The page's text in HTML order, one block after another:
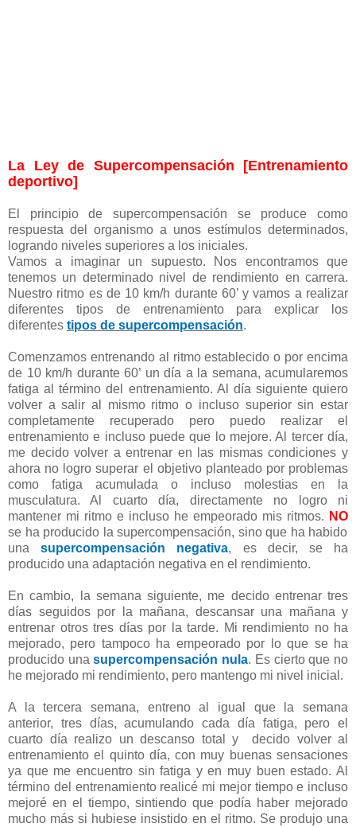
La Ley de Supercompensación [Entrenamiento
deportivo]
El principio de supercompensación se produce como
respuesta del organismo a unos estímulos determinados,
logrando niveles superiores a los iniciales.
Vamos a imaginar un supuesto. Nos encontramos que
tenemos un determinado nivel de rendimiento en carrera.
Nuestro ritmo es de 10 km/h durante 60’ y vamos a realizar
diferentes tipos de entrenamiento para explicar los
diferentes tipos de supercompensación.
Comenzamos entrenando al ritmo establecido o por encima
de 10 km/h durante 60’ un día a la semana, acumularemos
fatiga al término del entrenamiento. Al día siguiente quiero
volver a salir al mismo ritmo o incluso superior sin estar
completamente recuperado pero puedo realizar el
entrenamiento e incluso puede que lo mejore. Al tercer día,
me decido volver a entrenar en las mismas condiciones y
ahora no logro superar el objetivo planteado por problemas
como fatiga acumulada o incluso molestias en la
musculatura. Al cuarto día, directamente no logro ni
mantener mi ritmo e incluso he empeorado mis ritmos. NO
se ha producido la supercompensación, sino que ha habido
unasupercompensación negativa, es decir, se ha
producido una adaptación negativa en el rendimiento.
En cambio, la semana siguiente, me decido entrenar tres
días seguidos por la mañana, descansar una mañana y
entrenar otros tres días por la tarde. Mi rendimiento no ha
mejorado, pero tampoco ha empeorado por lo que se ha
producido unasupercompensación nula. Es cierto que no
he mejorado mi rendimiento, pero mantengo mi nivel inicial.
A la tercera semana, entreno al igual que la semana
anterior, tres días, acumulando cada día fatiga, pero el
cuarto día realizo un descanso total y decido volver al
entrenamiento el quinto día, con muy buenas sensaciones
ya que me encuentro sin fatiga y en muy buen estado. Al
término del entrenamiento realicé mi mejor tiempo e incluso
mejoré en el tiempo, sintiendo que podía haber mejorado
mucho más si hubiese insistido en el ritmo. Se produjo una